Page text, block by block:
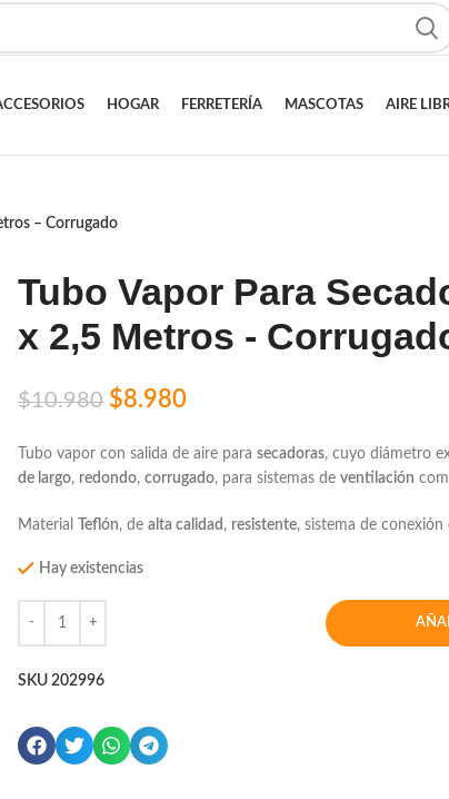
HOGAR FERRETERÍA MASCOTAS AIRE
– Corrugado
Tubo Vapor Para
x 2,5 Metros -
$10.980 $8.980
Tubo vapor con salida de aire para secadoras, cuyo diámetro
de largo, redondo, corrugado, para sistemas de ventilación
Material Teflón, de alta calidad , resistente, sistema de conexión
Hay existencias
SKU 202996